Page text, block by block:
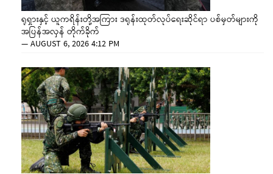
ရုရှားနှင့် ယူကရိန်းတို့အကြား ဒရုန်းထုတ်လုပ်ရေးဆိုင်ရာ ပစ်မှတ်များကို
အပြန်အလှန် တိုက်ခိုက်
—AUGUST 6, 2026 4:12 PM